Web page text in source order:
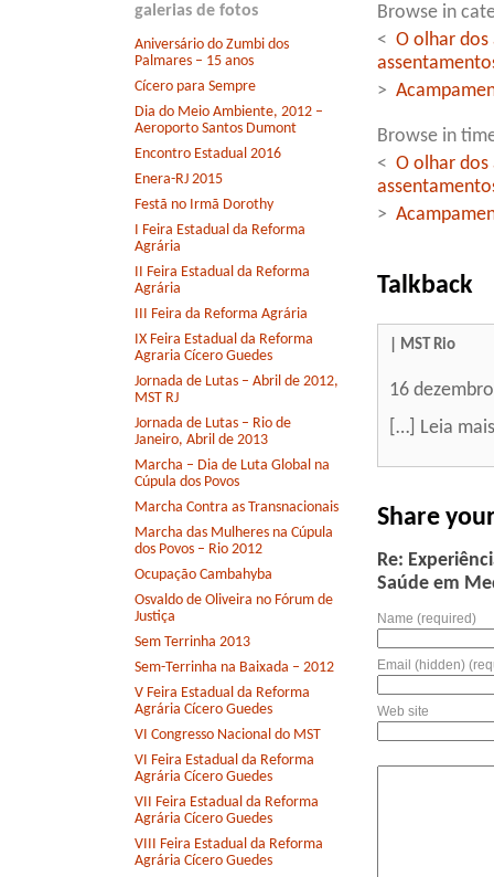
galerias de fotos
Aniversário do Zumbi dos
Palmares – 15 anos
Cícero para Sempre
Dia do Meio Ambiente, 2012 –
Aeroporto Santos Dumont
Encontro Estadual 2016
Enera-RJ 2015
Festã no Irmã Dorothy
I Feira Estadual da Reforma
Agrária
II Feira Estadual da Reforma
Agrária
III Feira da Reforma Agrária
IX Feira Estadual da Reforma
Agraria Cícero Guedes
Jornada de Lutas – Abril de 2012,
MST RJ
Jornada de Lutas – Rio de
Janeiro, Abril de 2013
Marcha – Dia de Luta Global na
Cúpula dos Povos
Marcha Contra as Transnacionais
Marcha das Mulheres na Cúpula
dos Povos – Rio 2012
Ocupação Cambahyba
Osvaldo de Oliveira no Fórum de
Justiça
Sem Terrinha 2013
Sem-Terrinha na Baixada – 2012
V Feira Estadual da Reforma
Agrária Cícero Guedes
VI Congresso Nacional do MST
VI Feira Estadual da Reforma
Agrária Cícero Guedes
VII Feira Estadual da Reforma
Agrária Cícero Guedes
VIII Feira Estadual da Reforma
Agrária Cícero Guedes
Browse in
< O olhar dos
>
Browse in
< O olhar dos
>
Talkback
| MST Rio
16
[…] Leia
Share
Re:
Saúde em
Name (required)
Email (hidden)
Web site